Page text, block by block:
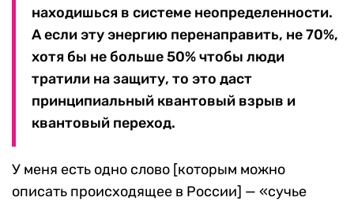
находишься в системе неопределенности.
А если эту энергию перенаправить, не 70%,
хотя бы не больше 50% чтобы люди
тратили на защиту, то это даст
принципиальный квантовый взрыв и
квантовый переход.
У меня есть одно слово [которым можно
описать происходящее в России] — «сучье